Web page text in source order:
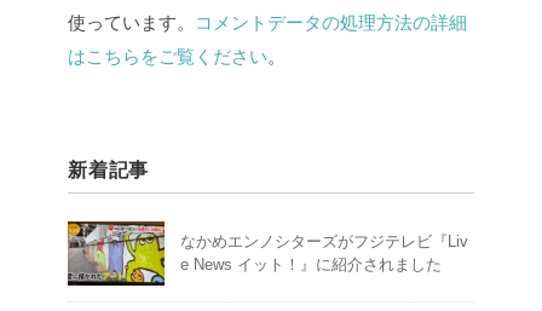
使っています。
コメントデータの処理方法の詳細
はこちらをご覧ください。
新着記事
なかめエンノシターズがフジテレビ『Liv
e News イット！』に紹介されました